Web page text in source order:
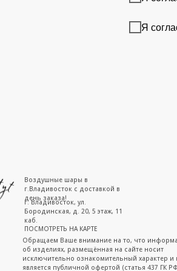
Я
г. Владивосток, ул.
Бородинская, д. 20, 5 этаж, 11
каб.
ПОСМОТРЕТЬ НА КАРТЕ
Воздушные шары в
г.Владивосток с доставкой в
день заказа!
Обращаем Ваше внимание на то, что
об изделиях, размещённая на сайте носит
исключительно ознакомительный характер и
является публичной офертой (статья 437 ГК